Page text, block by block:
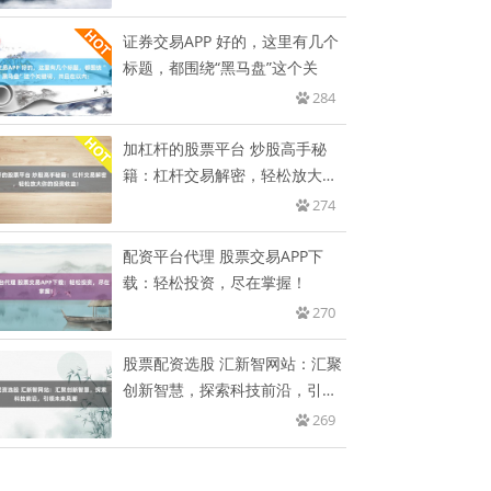
证券交易APP 好的，这里有几个
标题，都围绕“黑马盘”这个关
284
加杠杆的股票平台 炒股高手秘
籍：杠杆交易解密，轻松放大你
274
配资平台代理 股票交易APP下
载：轻松投资，尽在掌握！
270
股票配资选股 汇新智网站：汇聚
创新智慧，探索科技前沿，引领
269